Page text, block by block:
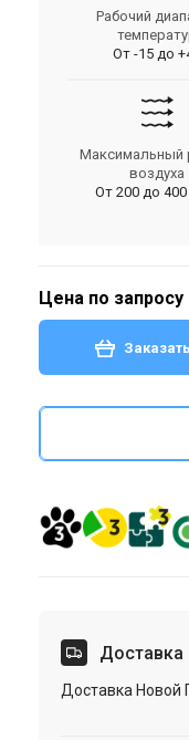
Рабочий
От -15 до
Максимальный
воздуха
От 200 до
Цена по запросу
Заказать
Доставка
Доставка Новой